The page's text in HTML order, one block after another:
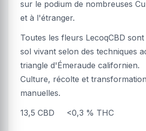
sur le podium de nombreuses
et à l'étranger.
Toutes les fleurs LecoqCBD
sol vivant selon des techniques
triangle d'Émeraude californien.
Culture, récolte et
manuelles.
13,5 CBD <0,3 % THC